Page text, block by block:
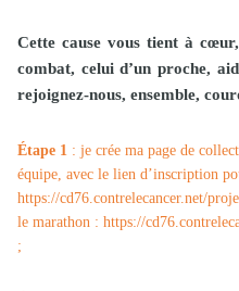
Cette cause vous tient à
combat, celui d’un proche,
rejoignez-nous, ensemble,
Étape 1 : je crée ma page de
équipe, avec le lien d’inscription
https://cd76.contrelecancer.net/
le marathon : https://
;